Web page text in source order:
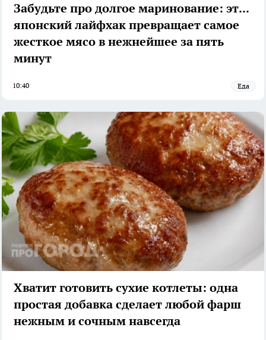
Забудьте про долгое маринование: этот
японский лайфхак превращает самое
жесткое мясо в нежнейшее за пять
минут
10:40 Еда
Хватит готовить сухие котлеты: одна
простая добавка сделает любой фарш
нежным и сочным навсегда